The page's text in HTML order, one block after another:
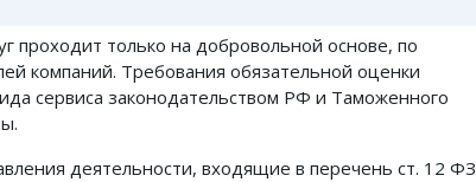
проходит только на добровольной основе, по
компаний. Требования обязательной оценки
сервиса законодательством РФ и Таможенного
деятельности, входящие в перечень ст. 12 ФЗ